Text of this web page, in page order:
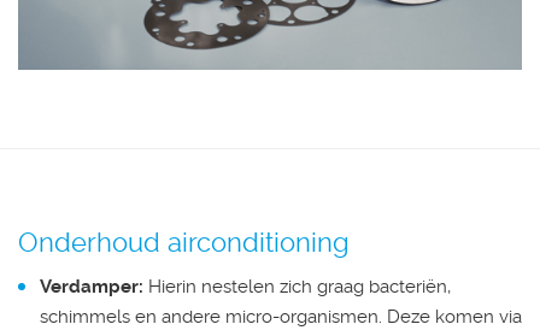
Onderhoud airconditioning
Verdamper: Hierin nestelen zich graag bacteriën,
schimmels en andere micro-organismen. Deze komen via